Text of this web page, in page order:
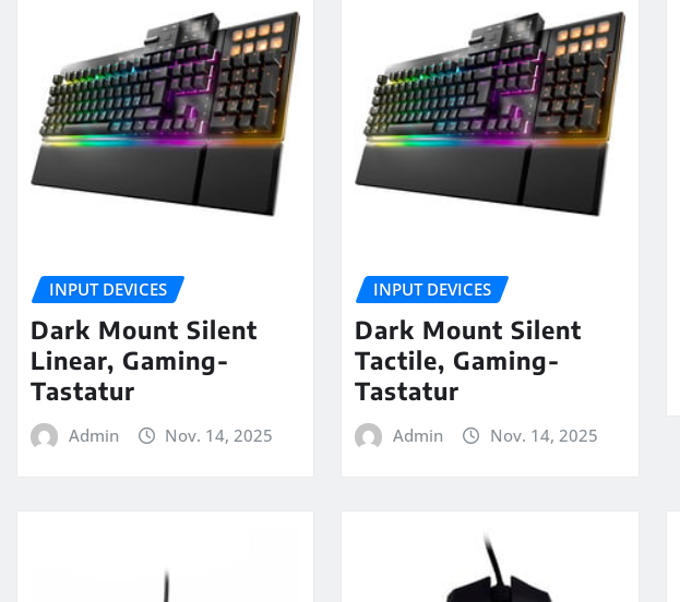
INPUT DEVICES
Dark Mount Silent
Linear, Gaming-
Tastatur
Admin Nov. 14, 2025
INPUT DEVICES
Dark Mount Silent
Tactile, Gaming-
Tastatur
Admin Nov. 14, 2025